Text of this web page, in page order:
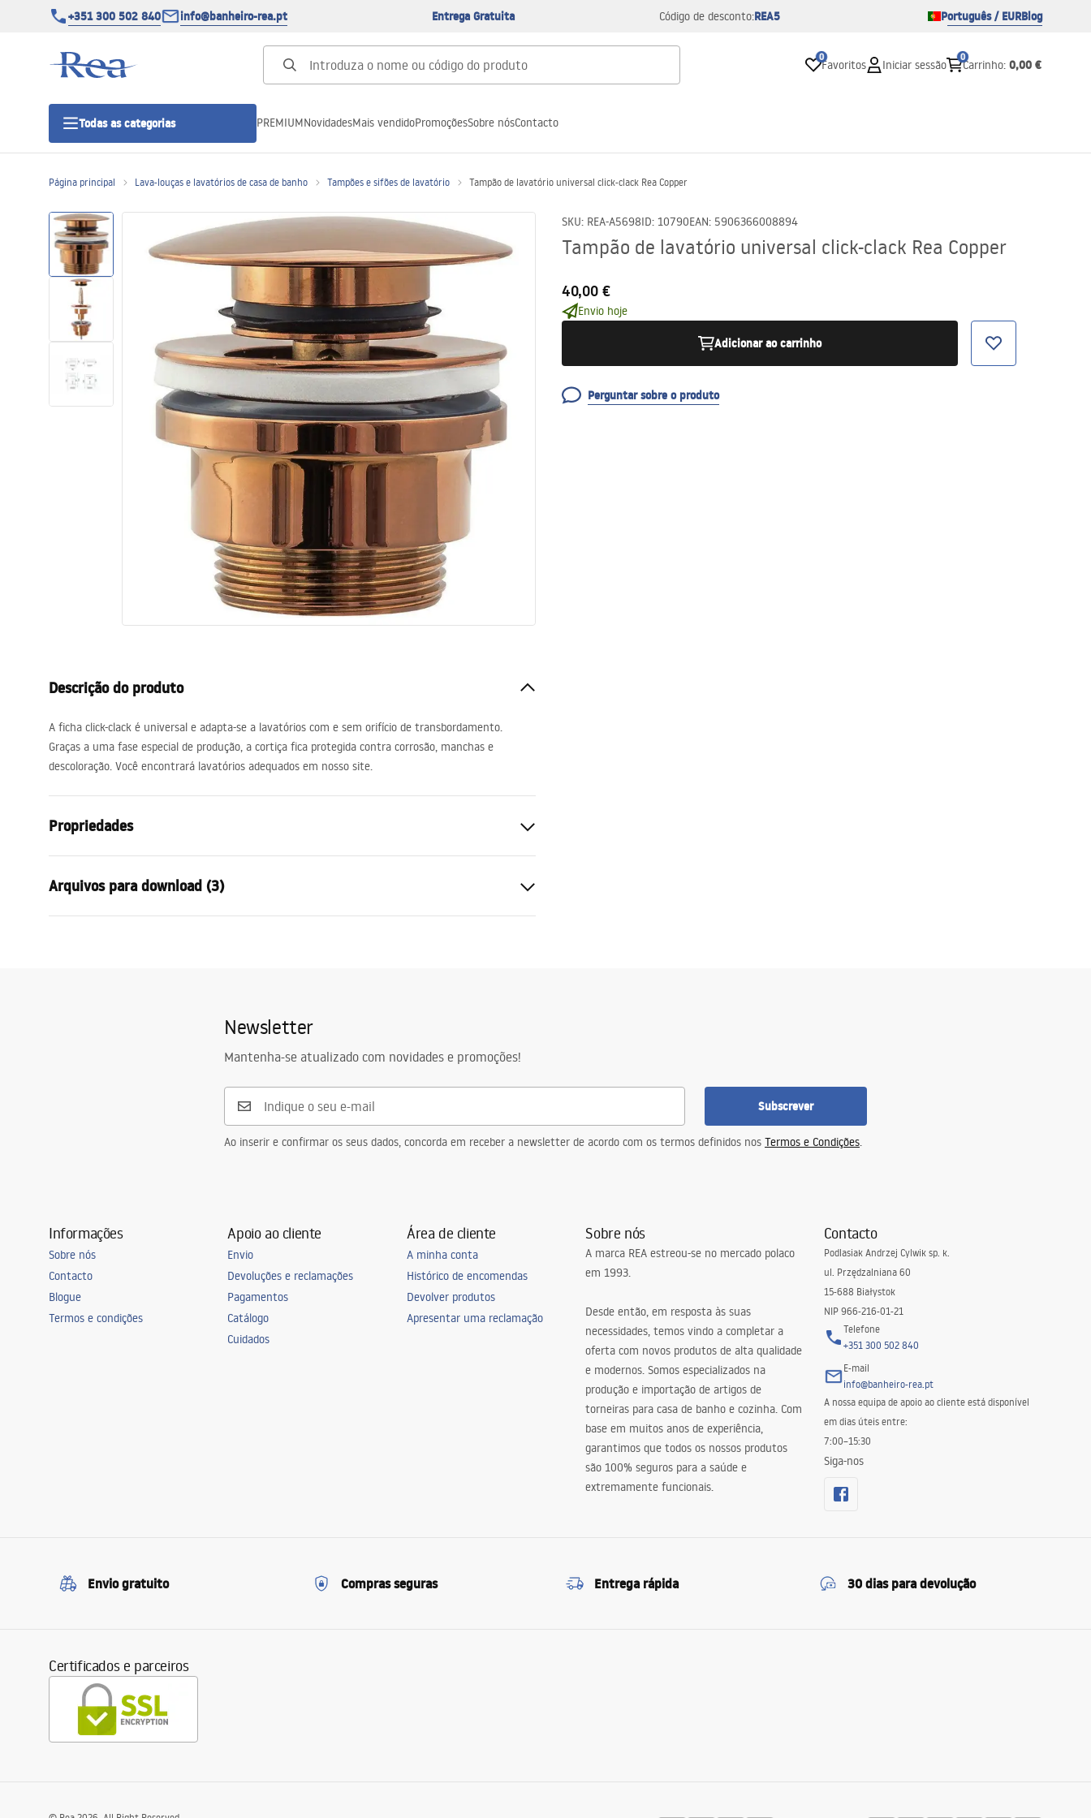
+351 300 502 840 info@banheiro-rea.pt Entrega Gratuita Código de desconto:REA5 Português / EURBlog
0
Favoritos Iniciar sessão
0
Carrinho: 0,00 €
Todas as categorias
outras
Portas de duche
Bases de duche de casa de banho
Sumidouros de duche
Sanitas, lavatórios
Lava-louças e lavatórios de casa
Cabinas de duche de casa de
Misturadores de casa de banho
Chuveiros de casa de banho
Acessórios de casa de banho,
acessórios de casa de banho
PREMIUMNovidadesMais vendidoPromoçõesSobre nósContacto
Página principal Lava-louças e lavatórios de casa de banho Tampões e sifões de lavatório Tampão de lavatório universal click-clack Rea Copper
SKU: REA-A5698ID: 10790EAN: 5906366008894
Tampão de lavatório universal click-clack Rea Copper
40,00 €
Envio hoje
Adicionar ao carrinho
Perguntar sobre o produto
Descrição do produto
A ficha click-clack é universal e adapta-se a lavatórios com e sem orifício de transbordamento.
Graças a uma fase especial de produção, a cortiça fica protegida contra corrosão, manchas e
descoloração. Você encontrará lavatórios adequados em nosso site.
Propriedades
Materiais
Cor
Copper
Arquivos para download (3)
Newsletter
Mantenha-se atualizado com novidades e promoções!
Subscrever
Ao inserir e confirmar os seus dados, concorda em receber a newsletter de acordo com os termos definidos nos Termos e Condições.
Informações
Sobre nós
Contacto
Blogue
Termos e condições
Apoio ao cliente
Envio
Devoluções e reclamações
Pagamentos
Catálogo
Cuidados
Área de cliente
A minha conta
Histórico de encomendas
Devolver produtos
Apresentar uma reclamação
Sobre nós
A marca REA estreou-se no mercado polaco
em 1993.
Desde então, em resposta às suas
necessidades, temos vindo a completar a
oferta com novos produtos de alta qualidade
e modernos. Somos especializados na
produção e importação de artigos de
torneiras para casa de banho e cozinha. Com
base em muitos anos de experiência,
garantimos que todos os nossos produtos
são 100% seguros para a saúde e
extremamente funcionais.
Contacto
Podlasiak Andrzej Cylwik sp. k.
ul. Przędzalniana 60
15-688 Białystok
NIP 966-216-01-21
Telefone
+351 300 502 840
E-mail
info@banheiro-rea.pt
A nossa equipa de apoio ao cliente está disponível
em dias úteis entre:
7:00–15:30
Siga-nos
Envio gratuito Compras seguras Entrega rápida 30 dias para devolução
Certificados e parceiros